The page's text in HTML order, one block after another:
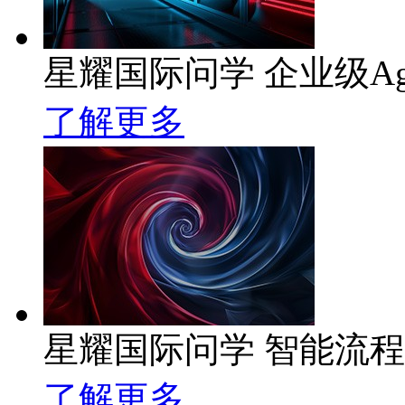
星耀国际问学 企业级
了解更多
星耀国际问学 智能流